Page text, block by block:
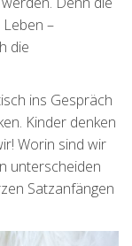
–
die
ins Gespräch
Kinder denken
Worin sind wir
unterscheiden
Satzanfängen